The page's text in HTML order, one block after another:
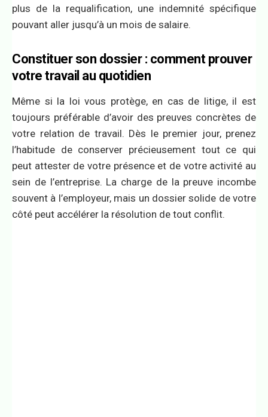
plus de la requalification, une indemnité spécifique
pouvant aller jusqu’à un mois de salaire.
Constituer son dossier : comment prouver
votre travail au quotidien
Même si la loi vous protège, en cas de litige, il est
toujours préférable d’avoir des preuves concrètes de
votre relation de travail. Dès le premier jour, prenez
l’habitude de conserver précieusement tout ce qui
peut attester de votre présence et de votre activité au
sein de l’entreprise. La charge de la preuve incombe
souvent à l’employeur, mais un dossier solide de votre
côté peut accélérer la résolution de tout conflit.